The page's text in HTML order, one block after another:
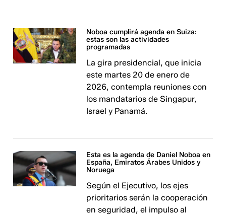
Noboa cumplirá agenda en Suiza:
estas son las actividades
programadas
La gira presidencial, que inicia
este martes 20 de enero de
2026, contempla reuniones con
los mandatarios de Singapur,
Israel y Panamá.
Esta es la agenda de Daniel Noboa en
España, Emiratos Árabes Unidos y
Noruega
Según el Ejecutivo, los ejes
prioritarios serán la cooperación
en seguridad, el impulso al